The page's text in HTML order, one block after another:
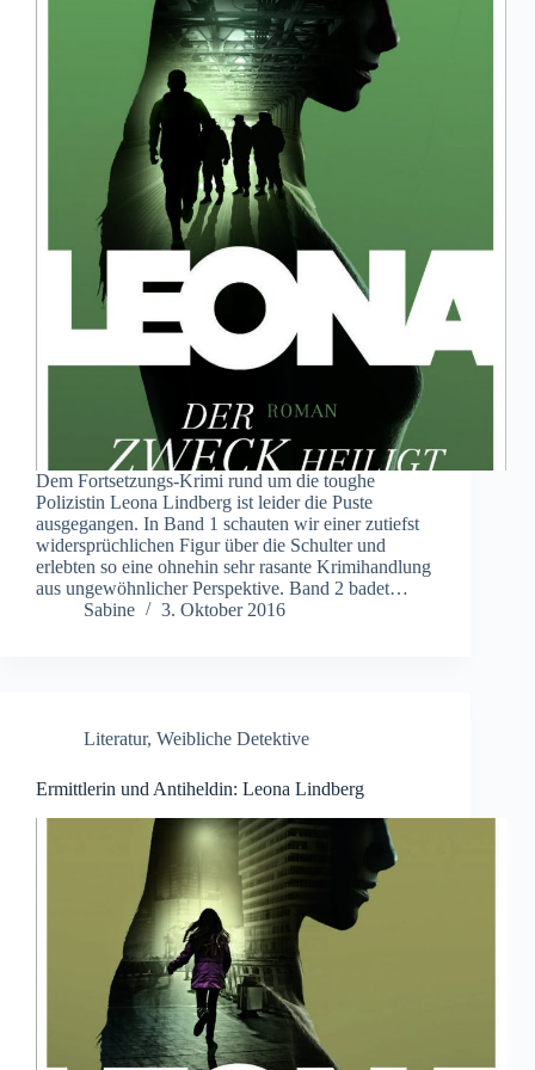
Dem Fortsetzungs-Krimi rund um die toughe
Polizistin Leona Lindberg ist leider die Puste
ausgegangen. In Band 1 schauten wir einer zutiefst
widersprüchlichen Figur über die Schulter und
erlebten so eine ohnehin sehr rasante Krimihandlung
aus ungewöhnlicher Perspektive. Band 2 badet…
Sabine
3. Oktober 2016
Literatur, Weibliche Detektive
Ermittlerin und Antiheldin: Leona Lindberg